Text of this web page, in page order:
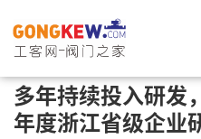
多年持续投入研发
年度浙江省级企业